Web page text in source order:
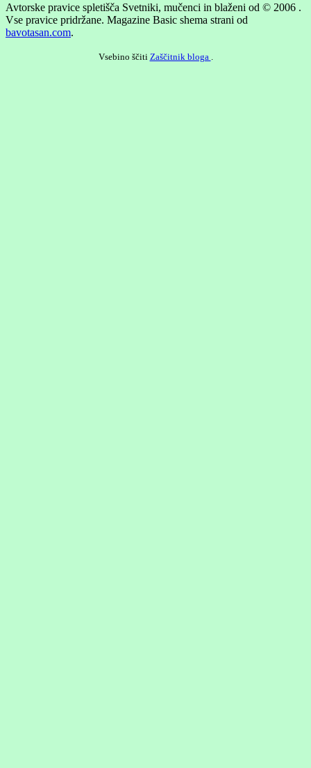
Avtorske pravice spletišča Svetniki, mučenci in blaženi od © 2006 .
Vse pravice pridržane. Magazine Basic shema strani od
bavotasan.com.
Vsebino ščiti Zaščitnik bloga